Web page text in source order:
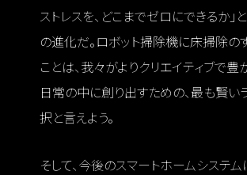
ストレスを、どこまでゼロにできるか」
の進化だ。ロボット掃除機に床掃除の
ことは、我々がよりクリエイティブで
日常の中に創り出すための、最も賢い
択と言えよう。
そして、今後のスマートホームシステ